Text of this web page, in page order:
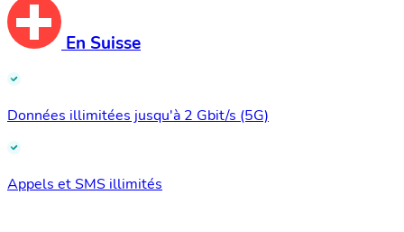
En Suisse
Données illimitées jusqu'à 2 Gbit/s (5G)
Appels et SMS illimités